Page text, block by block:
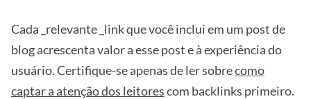
Cada _relevante _link que você inclui em um post de
blog acrescenta valor a esse post e à experiência do
usuário. Certifique-se apenas de ler sobrecomo
captar a atenção dos leitorescom backlinks primeiro.